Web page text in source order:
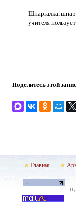
Шпаргалка,
учителя
Поделитесь этой
Главная